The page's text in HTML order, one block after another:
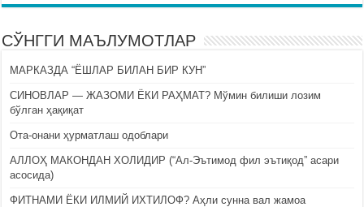
СЎНГГИ МАЪЛУМОТЛАР
МАРКАЗДА “ЁШЛАР БИЛАН БИР КУН”
СИНОВЛАР — ЖАЗОМИ ЁКИ РАҲМАТ? Мўмин билиши лозим
бўлган ҳақиқат
Ота-онани ҳурматлаш одоблари
АЛЛОҲ МАКОНДАН ХОЛИДИР (“Ал-Эътимод фил эътиқод” асари
асосида)
ФИТНАМИ ЁКИ ИЛМИЙ ИХТИЛОФ? Аҳли сунна вал жамоа